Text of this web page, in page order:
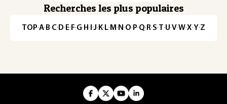
Recherches les plus populaires
TOP·A·B·C· D· E· F·G· H · ·J· K· L· M · N ·O· P·Q· R·S·T·U·V·W·X·Y·Z